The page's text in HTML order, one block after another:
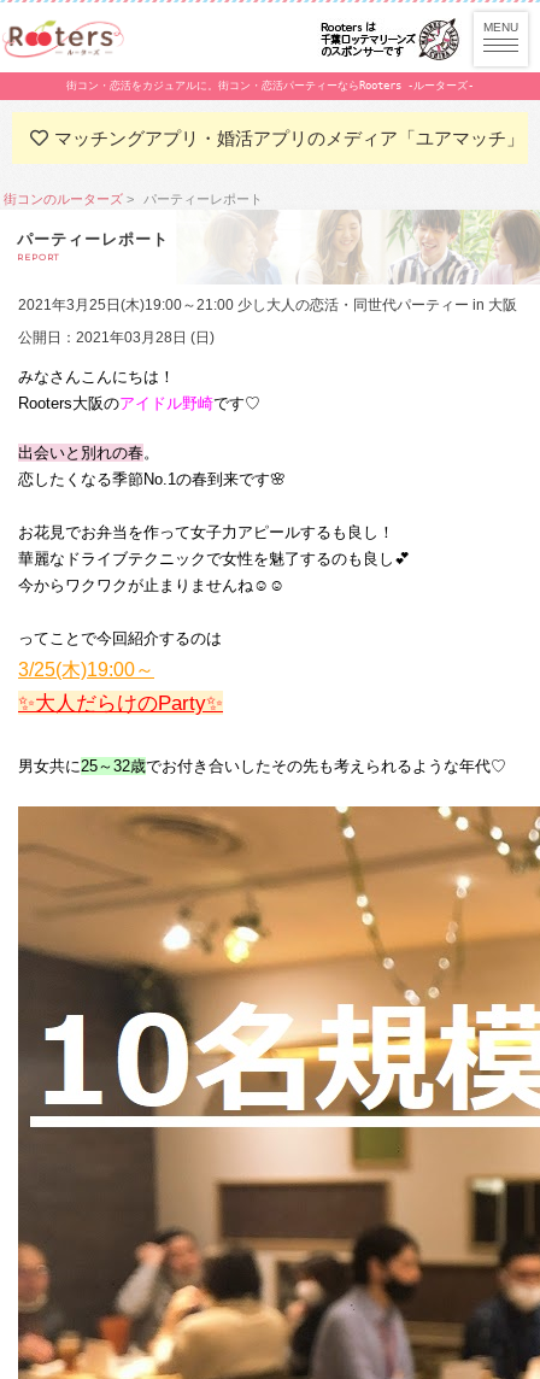
街コン・恋活をカジュアルに。街コン・恋活パーティーならRooters -ルーターズ-
マッチングアプリ・婚活アプリのメディア「ユアマッチ」
街コンのルーターズ パーティーレポート
パーティーレポート
REPORT
2021年3月25日(木)19:00～21:00 少し大人の恋活・同世代パーティー in 大阪
公開日：2021年03月28日 (日)
みなさんこんにちは！
Rooters大阪のアイドル野崎です♡
出会いと別れの春。
恋したくなる季節No.1の春到来です🌸
お花見でお弁当を作って女子力アピールするも良し！
華麗なドライブテクニックで女性を魅了するのも良し💕
今からワクワクが止まりませんね☺☺
ってことで今回紹介するのは
3/25(木)19:00～
✨大人だらけのParty✨
男女共に25～32歳でお付き合いしたその先も考えられるような年代♡